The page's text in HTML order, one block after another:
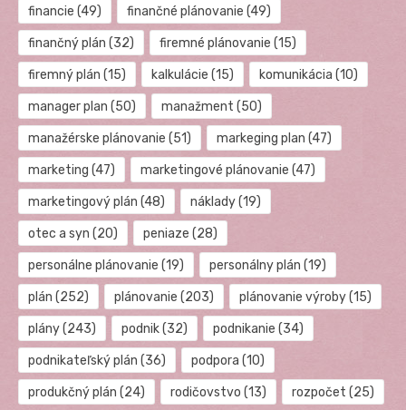
financie (49) finančné plánovanie (49)
finančný plán (32) firemné plánovanie (15)
firemný plán (15) kalkulácie (15) komunikácia (10)
manager plan (50) manažment (50)
manažérske plánovanie (51) markeging plan (47)
marketing (47) marketingové plánovanie (47)
marketingový plán (48) náklady(19)
otec a syn (20) peniaze (28)
personálne plánovanie (19) personálny plán (19)
plán (252) plánovanie (203) plánovanie výroby(15)
plány(243) podnik(32) podnikanie (34)
podnikateľský plán (36) podpora (10)
produkčný plán (24) rodičovstvo (13) rozpočet (25)